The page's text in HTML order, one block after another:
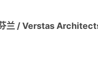
兰 / Verstas